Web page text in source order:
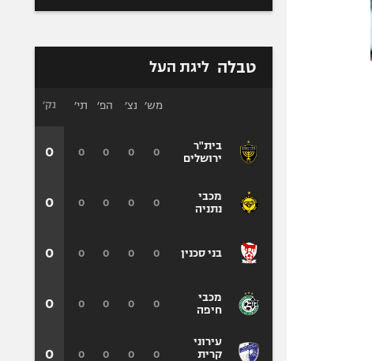
טבלה ליגת העל
בית"ר
ירושלים
מכבי
נתניה
בני סכנין
מכבי
חיפה
עירוני
קרית
מש׳ נצ׳ הפ׳ תי׳
0
0
0
0
0
0
0
0
0
0
0
0
0
0
0
0
0
0
0
0
נק׳
0
0
0
0
0